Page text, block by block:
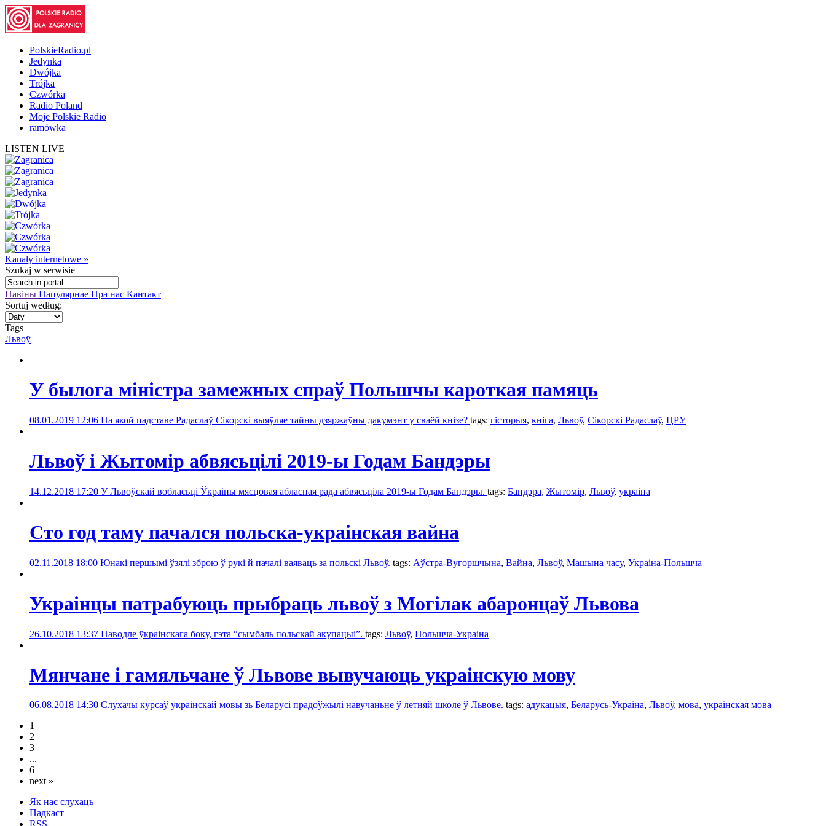
PolskieRadio.pl
Jedynka
Dwójka
Trójka
Czwórka
Radio Poland
Moje Polskie Radio
ramówka
LISTEN LIVE
Kanały internetowe »
Szukaj w serwisie
Навіны Папулярнае Пра нас Кантакт
Sortuj według:
Tags
Львоў
У былога міністра замежных спраў Польшчы кароткая памяць
08.01.2019 12:06 На якой падставе Радаслаў Сікорскі выяўляе тайны дзяржаўны дакумэнт у сваёй кнізе? tags: гісторыя, кніга, Львоў, Сікорскі Радаслаў, ЦРУ
Львоў і Жытомір абвясьцілі 2019-ы Годам Бандэры
14.12.2018 17:20 У Львоўскай вобласьці Ўкраіны мясцовая абласная рада абвясьціла 2019-ы Годам Бандэры. tags: Бандэра, Жытомір, Львоў, украіна
Сто год таму пачался польска-украінская вайна
02.11.2018 18:00 Юнакі першымі ўзялі зброю ў рукі й пачалі ваяваць за польскі Львоў. tags: Аўстра-Вугоршчына, Вайна, Львоў, Машына часу, Украіна-Польшча
Украінцы патрабуюць прыбраць львоў з Могілак абаронцаў Львова
26.10.2018 13:37 Паводле ўкраінскага боку, гэта “сымбаль польскай акупацыі”. tags: Львоў, Польшча-Украіна
Мянчане і гамяльчане ў Львове вывучаюць украінскую мову
06.08.2018 14:30 Слухачы курсаў украінскай мовы зь Беларусі прадоўжылі навучаньне ў летняй школе ў Львове. tags: адукацыя, Беларусь-Украіна, Львоў, мова, украінская мова
1
2
3
...
6
next »
Як нас слухаць
Падкаст